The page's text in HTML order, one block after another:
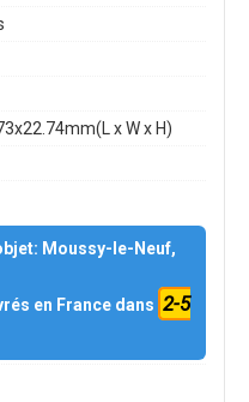
x W x H)
Moussy-le-Neuf,
en France dans 2-5